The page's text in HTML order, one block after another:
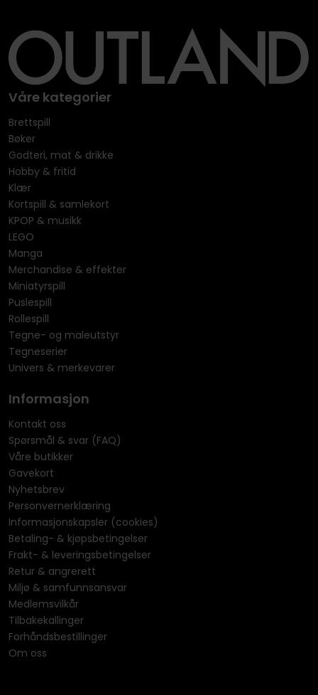
Våre kategorier
Brettspill
Bøker
Godteri, mat & drikke
Hobby & fritid
Klær
Kortspill & samlekort
KPOP & musikk
LEGO
Manga
Merchandise & effekter
Miniatyrspill
Puslespill
Rollespill
Tegne- og maleutstyr
Tegneserier
Univers & merkevarer
Informasjon
Kontakt oss
Spørsmål & svar (FAQ)
Våre butikker
Gavekort
Nyhetsbrev
Personvernerklæring
Informasjonskapsler (cookies)
Betaling- & kjøpsbetingelser
Frakt- & leveringsbetingelser
Retur & angrerett
Miljø & samfunnsansvar
Medlemsvilkår
Tilbakekallinger
Forhåndsbestillinger
Om oss